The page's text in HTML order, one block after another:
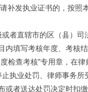
补发执业证书的，按照
或者直辖市的区（县）
内填写考核年度、考核
检查考核”专用章，在
止执业处罚、律师事务
或者送达处罚决定时扣